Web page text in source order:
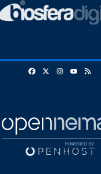
FacebookInstagram